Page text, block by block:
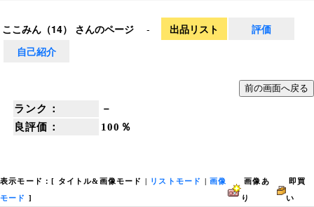
ここみん（14） さんのページ - 出品リスト
評価
自己紹介
ランク：
－
良評価：
100％
表示モード：[ タイトル&画像モード リストモード |画像
モード ]
画像あ
り
即買
い